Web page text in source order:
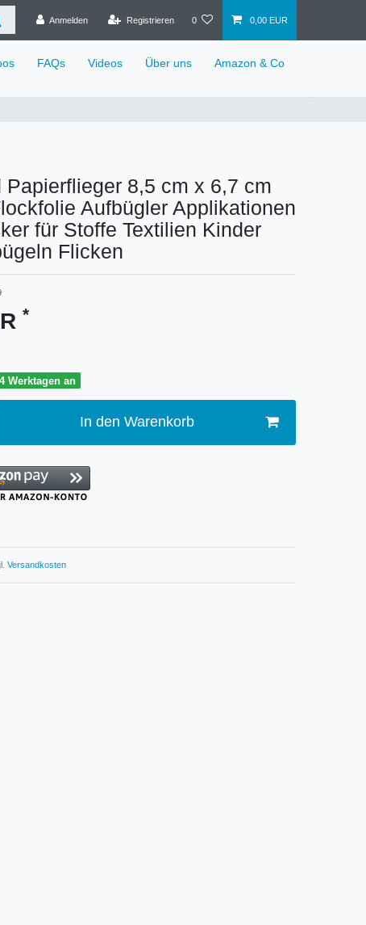
Anmelden Registrieren 0 0,00 EUR
FAQs Videos Über uns Amazon & Co
Papierflieger 8,5 cm x 6,7 cm
Aufbügler Applikationen
für Stoffe Textilien Kinder
Flicken
*
Werktagen an
In den Warenkorb
Versandkosten